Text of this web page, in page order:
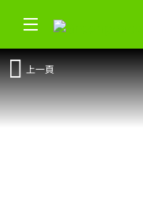
上一頁